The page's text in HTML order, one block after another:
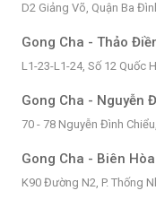
D2 Giảng Võ, Quận Ba
Gong Cha - Thảo
L1-23-L1-24, Số 12 Quốc
Gong Cha - Nguyễn
70 - 78 Nguyễn Đình
Gong Cha - Biên Hòa
K90 Đường N2, P. Thống